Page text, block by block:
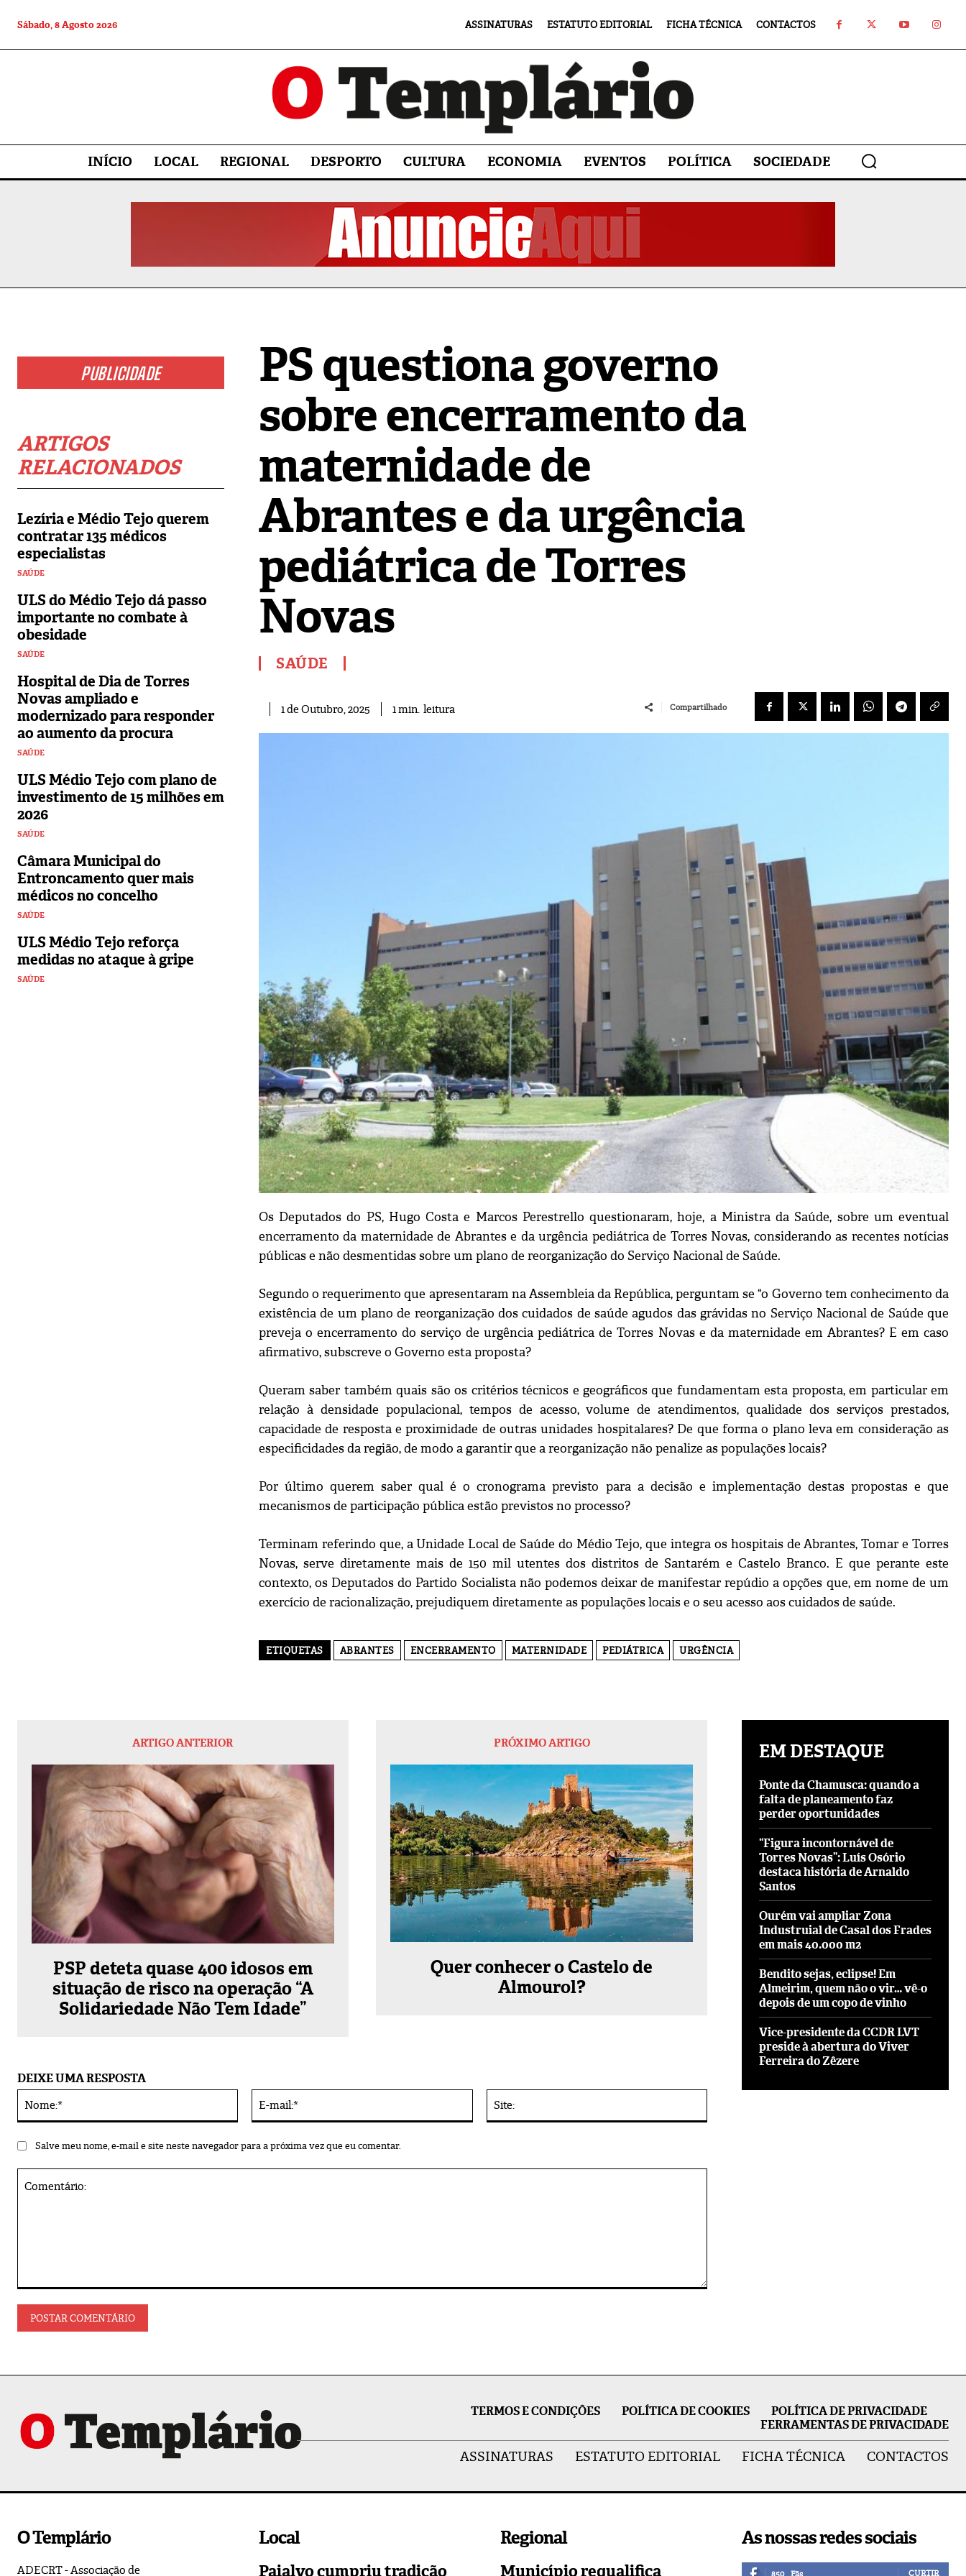
Sábado, 8 Agosto 2026 ASSINATURAS ESTATUTO EDITORIAL FICHA TÉCNICA CONTACTOS
INÍCIO LOCAL REGIONAL DESPORTO CULTURA ECONOMIA EVENTOS POLÍTICA SOCIEDADE
PUBLICIDADE
ARTIGOS
RELACIONADOS
Lezíria e Médio Tejo querem
contratar 135 médicos
especialistas
SAÚDE
ULS do Médio Tejo dá passo
importante no combate à
obesidade
SAÚDE
Hospital de Dia de Torres
Novas ampliado e
modernizado para responder
ao aumento da procura
SAÚDE
ULS Médio Tejo com plano de
investimento de 15 milhões em
2026
SAÚDE
Câmara Municipal do
Entroncamento quer mais
médicos no concelho
SAÚDE
ULS Médio Tejo reforça
medidas no ataque à gripe
SAÚDE
PS questiona governo
sobre encerramento da
maternidade de
Abrantes e da urgência
pediátrica de Torres
Novas
SAÚDE
1 de Outubro, 2025 1min. leitura Compartilhado
Os Deputados do PS, Hugo Costa e Marcos Perestrello questionaram, hoje, a Ministra da Saúde, sobre um eventual
encerramento da maternidade de Abrantes e da urgência pediátrica de Torres Novas, considerando as recentes notícias
públicas e não desmentidas sobre um plano de reorganização do Serviço Nacional de Saúde.
Segundo o requerimento que apresentaram na Assembleia da República, perguntam se “o Governo tem conhecimento da
existência de um plano de reorganização dos cuidados de saúde agudos das grávidas no Serviço Nacional de Saúde que
preveja o encerramento do serviço de urgência pediátrica de Torres Novas e da maternidade em Abrantes? E em caso
afirmativo, subscreve o Governo esta proposta?
Queram saber também quais são os critérios técnicos e geográficos que fundamentam esta proposta, em particular em
relação à densidade populacional, tempos de acesso, volume de atendimentos, qualidade dos serviços prestados,
capacidade de resposta e proximidade de outras unidades hospitalares? De que forma o plano leva em consideração as
especificidades da região, de modo a garantir que a reorganização não penalize as populações locais?
Por último querem saber qual é o cronograma previsto para a decisão e implementação destas propostas e que
mecanismos de participação pública estão previstos no processo?
Terminam referindo que, a Unidade Local de Saúde do Médio Tejo, que integra os hospitais de Abrantes, Tomar e Torres
Novas, serve diretamente mais de 150 mil utentes dos distritos de Santarém e Castelo Branco. E que perante este
contexto, os Deputados do Partido Socialista não podemos deixar de manifestar repúdio a opções que, em nome de um
exercício de racionalização, prejudiquem diretamente as populações locais e o seu acesso aos cuidados de saúde.
ETIQUETAS ABRANTES ENCERRAMENTO MATERNIDADE PEDIÁTRICA URGÊNCIA
ARTIGO ANTERIOR
PSP deteta quase 400 idosos em
situação de risco na operação “A
Solidariedade Não Tem Idade”
PRÓXIMO ARTIGO
Quer conhecer o Castelo de
Almourol?
DEIXE UMA RESPOSTA
mail:*
Salve meu nome, e-mail e site neste navegador para a próxima vez que eu comentar.
EM DESTAQUE
Ponte da Chamusca: quando a
falta de planeamento faz
perder oportunidades
“Figura incontornável de
Torres Novas”: Luís Osório
destaca história de Arnaldo
Santos
Ourém vai ampliar Zona
Industruial de Casal dos Frades
em mais 40.000 m2
Bendito sejas, eclipse! Em
Almeirim, quem não o vir… vê-o
depois de um copo de vinho
Vice-presidente da CCDR LVT
preside à abertura do Viver
Ferreira do Zêzere
TERMOS E CONDIÇÕES POLÍTICA DE COOKIES
POLÍTICA DE PRIVACIDADE
FERRAMENTAS DE PRIVACIDADE
ASSINATURAS ESTATUTO EDITORIAL FICHA TÉCNICA CONTACTOS
O Templário
ADECRT - Associação de
Local
Paialvo cumpriu tradição
Regional
Município requalifica
As nossas redes sociais
CURTIR